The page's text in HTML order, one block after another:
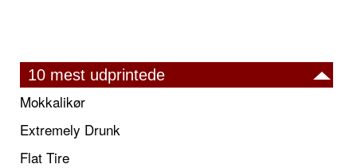
10 mest udprintede
Mokkalikør
Extremely Drunk
Flat Tire